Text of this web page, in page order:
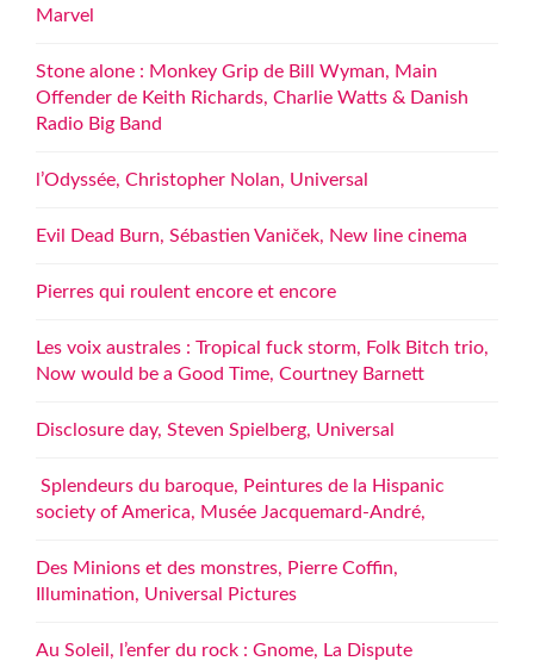
Marvel
Stone alone : Monkey Grip de Bill Wyman, Main
Offender de Keith Richards, Charlie Watts & Danish
Radio Big Band
l’Odyssée, Christopher Nolan, Universal
Evil Dead Burn, Sébastien Vaniček, New line cinema
Pierres qui roulent encore et encore
Les voix australes : Tropical fuck storm, Folk Bitch trio,
Now would be a Good Time, Courtney Barnett
Disclosure day, Steven Spielberg, Universal
Splendeurs du baroque, Peintures de la Hispanic
society of America, Musée Jacquemard-André,
Des Minions et des monstres, Pierre Coffin,
Illumination, Universal Pictures
Au Soleil, l’enfer du rock : Gnome, La Dispute